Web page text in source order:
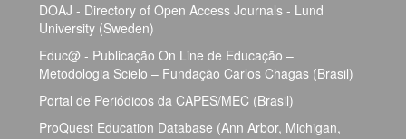
DOAJ - Directory of Open Access Journals - Lund
University (Sweden)
Educ@ - Publicação On Line de Educação –
Metodologia Scielo – Fundação Carlos Chagas (Brasil)
Portal de Periódicos da CAPES/MEC (Brasil)
ProQuest Education Database (Ann Arbor, Michigan,